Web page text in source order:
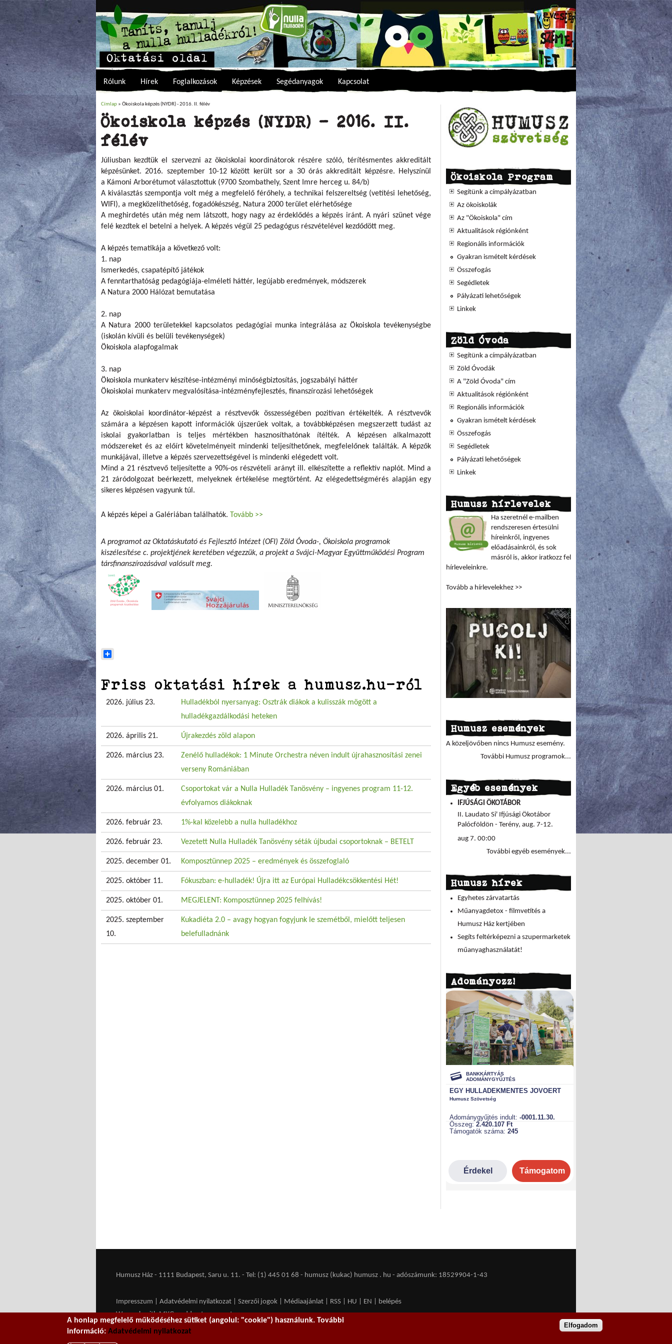
Rólunk Hírek Foglalkozások Képzések Segédanyagok Kapcsolat
Jelenlegi hely
Címlap » Ökoiskola képzés (NYDR) - 2016. II. félév
Ökoiskola képzés (NYDR) - 2016. II.
félév
Júliusban kezdtük el szervezni az ökoiskolai koordinátorok részére szóló, térítésmentes akkreditált
képzésünket. 2016. szeptember 10-12 között került sor a 30 órás akkreditált képzésre. Helyszínül
a Kámoni Arborétumot választottuk (9700 Szombathely, Szent Imre herceg u. 84/b)
A kiválasztás szempontja volt még a megfelelő férőhely, a technikai felszereltség (vetítési lehetőség,
WIFI), a megközelíthetőség, fogadókészség, Natura 2000 terület elérhetősége
A meghirdetés után még nem látszott, hogy nagy az érdeklődés a képzés iránt. A nyári szünet vége
felé kezdtek el betelni a helyek. A képzés végül 25 pedagógus részvételével kezdődött meg.
A képzés tematikája a következő volt:
1. nap
Ismerkedés, csapatépítő játékok
A fenntarthatóság pedagógiája-elméleti háttér, legújabb eredmények, módszerek
A Natura 2000 Hálózat bemutatása
2. nap
A Natura 2000 területekkel kapcsolatos pedagógiai munka integrálása az Ökoiskola tevékenységbe
(iskolán kívüli és belüli tevékenységek)
Ökoiskola alapfogalmak
3. nap
Ökoiskola munkaterv készítése-intézményi minőségbiztosítás, jogszabályi háttér
Ökoiskolai munkaterv megvalósítása-intézményfejlesztés, finanszírozási lehetőségek
Az ökoiskolai koordinátor-képzést a résztvevők összességében pozitívan értékelték. A résztvevők
számára a képzésen kapott információk újszerűek voltak, a továbbképzésen megszerzett tudást az
iskolai gyakorlatban is teljes mértékben hasznosíthatónak ítélték. A képzésen alkalmazott
módszereket és az előírt követelményeit mindenki teljesíthetőnek, megfelelőnek találták. A képzők
munkájával, illetve a képzés szervezettségével is mindenki elégedett volt.
Mind a 21 résztvevő teljesítette a 90%-os részvételi arányt ill. elkészítette a reflektív naplót. Mind a
21 záródolgozat beérkezett, melyeknek értékelése megtörtént. Az elégedettségmérés alapján egy
sikeres képzésen vagyunk túl.
A képzés képei a Galériában találhatók. Tovább >>
A programot az Oktatáskutató és Fejlesztő Intézet (OFI) Zöld Óvoda-, Ökoiskola programok
kiszélesítése c. projektjének keretében végezzük, a projekt a Svájci-Magyar Együttműködési Program
társfinanszírozásával valósult meg.
Friss oktatási hírek a humusz.hu-ról
2026. július 23.
Hulladékból nyersanyag: Osztrák diákok a kulisszák mögött a
hulladékgazdálkodási heteken
2026. április 21. Újrakezdés zöld alapon
2026. március 23.
Zenélő hulladékok: 1 Minute Orchestra néven indult újrahasznosítási zenei
verseny Romániában
2026. március 01.
Csoportokat vár a Nulla Hulladék Tanösvény – ingyenes program 11-12.
évfolyamos diákoknak
2026. február 23. 1%-kal közelebb a nulla hulladékhoz
2026. február 23. Vezetett Nulla Hulladék Tanösvény séták újbudai csoportoknak – BETELT
2025. december 01. Komposztünnep 2025 – eredmények és összefoglaló
2025. október 11. Fókuszban: e-hulladék! Újra itt az Európai Hulladékcsökkentési Hét!
2025. október 01. MEGJELENT: Komposztünnep 2025 felhívás!
2025. szeptember
10.
Kukadiéta 2.0 – avagy hogyan fogyjunk le szemétből, mielőtt teljesen
belefulladnánk
Ökoiskola Program
Segítünk a címpályázatban
Az ökoiskolák
Az "Ökoiskola" cím
Aktualitások régiónként
Regionális információk
Gyakran ismételt kérdések
Összefogás
Segédletek
Pályázati lehetőségek
Linkek
Zöld Óvoda
Segítünk a címpályázatban
Zöld Óvodák
A "Zöld Óvoda" cím
Aktualitások régiónként
Regionális információk
Gyakran ismételt kérdések
Összefogás
Segédletek
Pályázati lehetőségek
Linkek
Humusz hírlevelek
Ha szeretnél e-mailben
rendszeresen értesülni
híreinkről, ingyenes
előadásainkról, és sok
másról is, akkor iratkozz fel
hírleveleinkre.
Tovább a hírlevelekhez >>
Humusz események
A közeljövőben nincs Humusz esemény.
További Humusz programok...
Egyéb események
IFJÚSÁGI ÖKOTÁBOR
II. Laudato Si' Ifjúsági Ökotábor
Palócföldön - Terény, aug. 7-12.
aug 7. 00:00
További egyéb események...
Humusz hírek
Egyhetes zárvatartás
Műanyagdetox - filmvetítés a
Humusz Ház kertjében
Segíts feltérképezni a szupermarketek
műanyaghasználatát!
Adományozz!
Humusz Ház - 1111 Budapest, Saru u. 11. - Tel: (1) 445 01 68 - humusz (kukac) humusz . hu - adószámunk: 18529904-1-43
Impresszum Adatvédelmi nyilatkozat Szerzői jogok Médiaajánlat RSS HU EN
belépés
We work withMXGuarddogto prevent spam.
A honlap megfelelő működéséhez sütiket (angolul: "cookie") használunk. További
információ:Adatvédelmi nyilatkozat
Elfogadom